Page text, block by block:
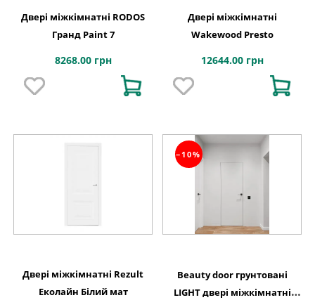
Двері міжкімнатні RODOS
Гранд Paint 7
8268.00 грн
Двері міжкімнатні
Wakewood Presto
12644.00 грн
Двері міжкімнатні Rezult
Еколайн Білий мат
−10%
Beauty door грунтовані
LIGHT двері міжкімнатні